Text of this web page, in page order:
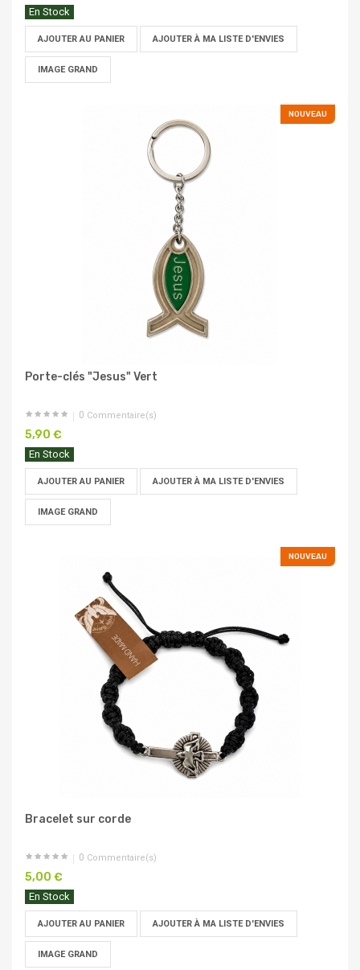
En Stock
AJOUTER AU PANIER AJOUTER À MA LISTE D'ENVIES
IMAGE GRAND
NOUVEAU
Porte-clés "Jesus" Vert
0 Commentaire(s)
5,90 €
En Stock
AJOUTER AU PANIER AJOUTER À MA LISTE D'ENVIES
IMAGE GRAND
NOUVEAU
Bracelet sur corde
0 Commentaire(s)
5,00 €
En Stock
AJOUTER AU PANIER AJOUTER À MA LISTE D'ENVIES
IMAGE GRAND